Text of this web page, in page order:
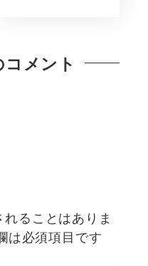
メント
ることはありま
は必須項目です